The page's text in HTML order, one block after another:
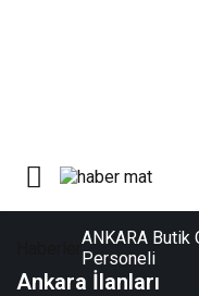
ANKARA Butik
Personeli
Ankara İlanları